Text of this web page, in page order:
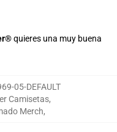
quieres una muy buena
05-DEFAULT
Camisetas,
Merch,